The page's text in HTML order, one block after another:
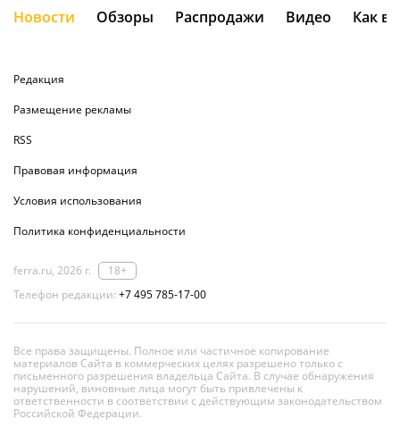
Новости Обзоры Распродажи Видео Как
Редакция
Размещение рекламы
RSS
Правовая информация
Условия использования
Политика конфиденциальности
ferra.ru, 2026 г.
18+
Телефон редакции: +7 495 785-17-00
Все права защищены. Полное или частичное копирование
материалов Сайта в коммерческих целях разрешено только с
письменного разрешения владельца Сайта. В случае обнаружения
нарушений, виновные лица могут быть привлечены к
ответственности в соответствии с действующим законодательством
Российской Федерации.